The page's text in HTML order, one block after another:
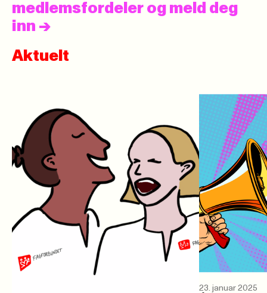
medlemsfordeler og meld deg
inn ->
Aktuelt
23. januar 2025